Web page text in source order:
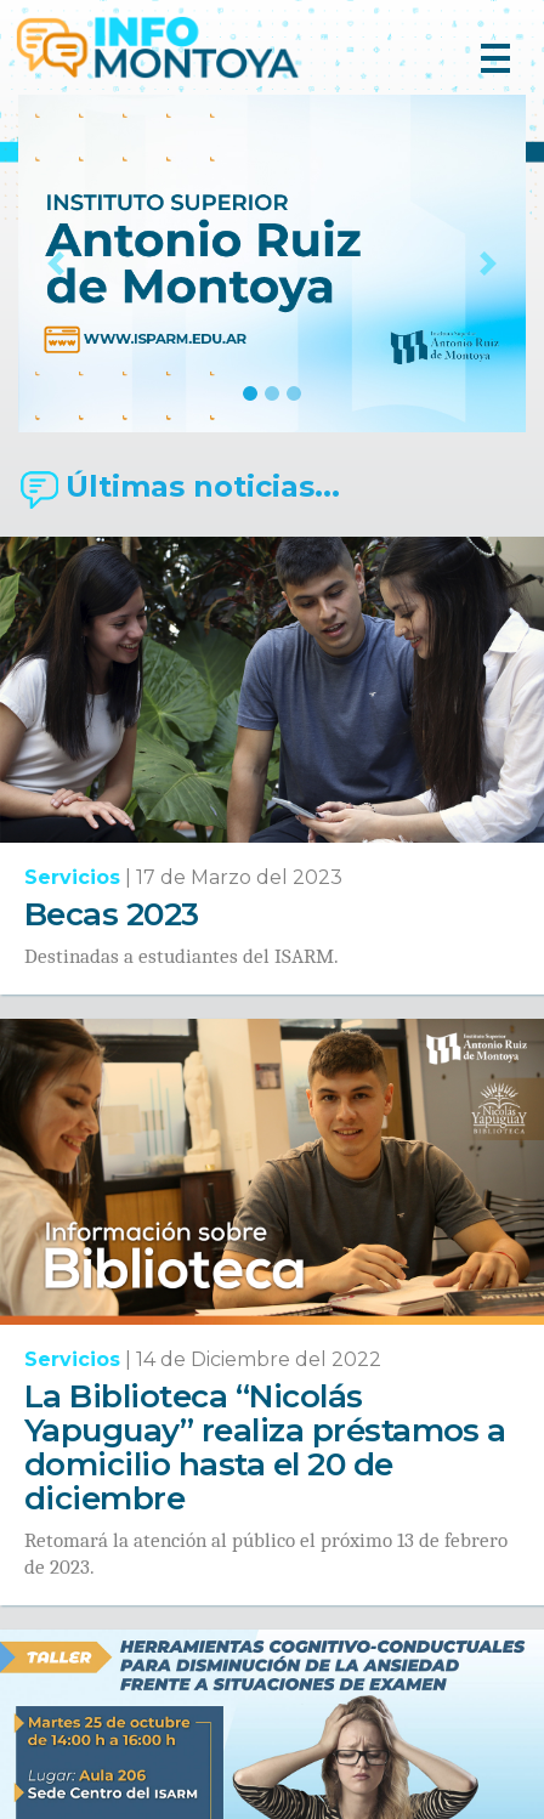
Previous Next
Últimas noticias...
Servicios 17 de Marzo del 2023
Becas 2023
Destinadas a estudiantes del ISARM.
Servicios 14 de Diciembre del 2022
La Biblioteca “Nicolás
Yapuguay” realiza préstamos a
domicilio hasta el 20 de
diciembre
Retomará la atención al público el próximo 13 de febrero
de 2023.